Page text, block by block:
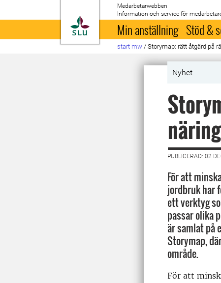
Till startsida
Medarbetarwebben
Information och service för
Min anställning Stöd &
start mw / Storymap: rätt åtgärd på
Nyhet
PUBLICERAD: 02
För att
jordbruk har
ett verktyg
passar olika
är samlat på
Storymap,
område.
För att